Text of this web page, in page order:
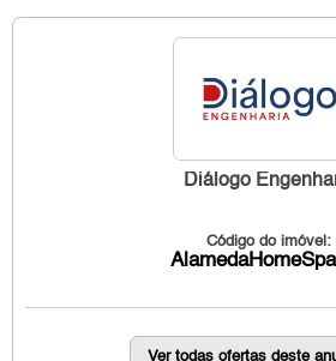
Diálogo
Código do imóvel:
Ver todas ofertas deste